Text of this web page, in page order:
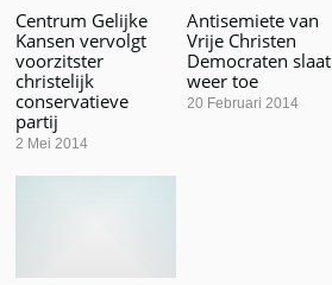
Centrum Gelijke
Kansen vervolgt
voorzitster
christelijk
conservatieve
partij
2 Mei 2014
Antisemiete van
Vrije Christen
Democraten slaat
weer toe
20 Februari 2014